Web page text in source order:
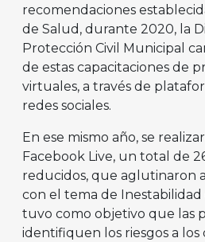
recomendaciones
de Salud, durante 2020, la
Protección Civil Municipal
de estas capacitaciones de
virtuales, a través de
redes sociales.
En ese mismo año, se
Facebook Live, un total de
reducidos, que aglutinaron
con el tema de Inestabilidad
tuvo como objetivo que las
identifiquen los riesgos a los